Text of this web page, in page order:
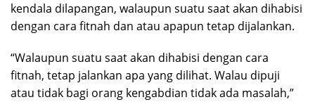
kendala dilapangan, walaupun suatu saat akan dihabisi
dengan cara fitnah dan atau apapun tetap dijalankan.
“Walaupun suatu saat akan dihabisi dengan cara
fitnah, tetap jalankan apa yang dilihat. Walau dipuji
atau tidak bagi orang kengabdian tidak ada masalah,”